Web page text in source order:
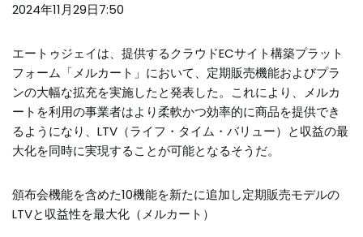
2024年11月29日7:50
エートゥジェイは、提供するクラウドECサイト構築プラット
フォーム「メルカート」において、定期販売機能およびプラ
ンの大幅な拡充を実施したと発表した。これにより、メルカ
ートを利用の事業者はより柔軟かつ効率的に商品を提供でき
るようになり、LTV（ライフ・タイム・バリュー）と収益の最
大化を同時に実現することが可能となるそうだ。
頒布会機能を含めた10機能を新たに追加し定期販売モデルの
LTVと収益性を最大化（メルカート）